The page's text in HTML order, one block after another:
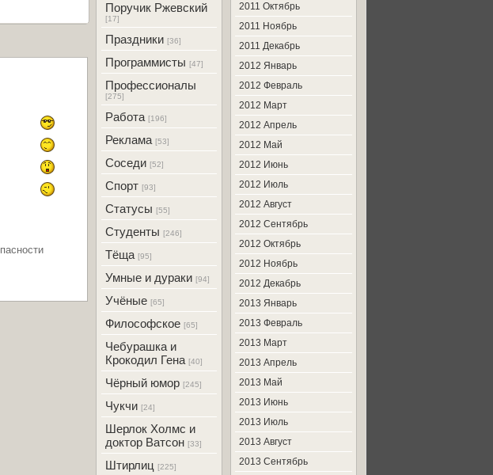
Поручик Ржевский
[17]
Праздники [36]
Программисты [47]
Профессионалы
[275]
Работа [196]
Реклама [53]
Соседи [52]
Спорт [93]
Статусы [55]
Студенты [246]
Тёща [95]
Умные и дураки [94]
Учёные [65]
Философское [65]
Чебурашка и
Крокодил Гена [40]
Чёрный юмор [245]
Чукчи [24]
Шерлок Холмс и
доктор Ватсон [33]
Штирлиц [225]
2011 Октябрь
2011 Ноябрь
2011 Декабрь
2012 Январь
2012 Февраль
2012 Март
2012 Апрель
2012 Май
2012 Июнь
2012 Июль
2012 Август
2012 Сентябрь
2012 Октябрь
2012 Ноябрь
2012 Декабрь
2013 Январь
2013 Февраль
2013 Март
2013 Апрель
2013 Май
2013 Июнь
2013 Июль
2013 Август
2013 Сентябрь